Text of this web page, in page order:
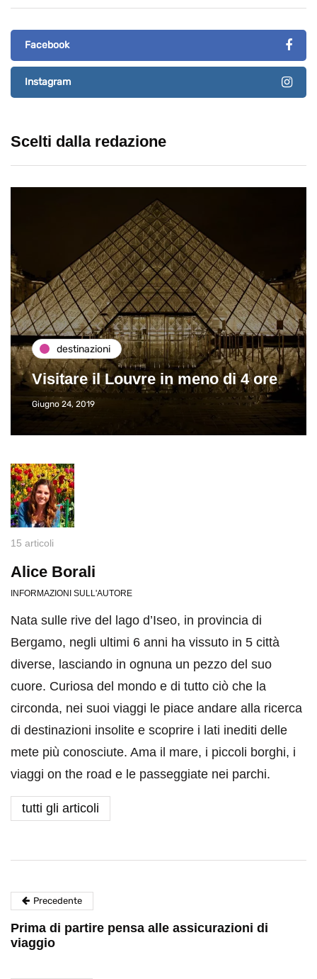
Facebook
Instagram
Scelti dalla redazione
destinazioni
Visitare il Louvre in meno di 4 ore
Giugno 24, 2019
15 articoli
Alice Borali
INFORMAZIONI SULL'AUTORE
Nata sulle rive del lago d’Iseo, in provincia di
Bergamo, negli ultimi 6 anni ha vissuto in 5 città
diverse, lasciando in ognuna un pezzo del suo
cuore. Curiosa del mondo e di tutto ciò che la
circonda, nei suoi viaggi le piace andare alla ricerca
di destinazioni insolite e scoprire i lati inediti delle
mete più conosciute. Ama il mare, i piccoli borghi, i
viaggi on the road e le passeggiate nei parchi.
tutti gli articoli
Precedente
Prima di partire pensa alle assicurazioni di
viaggio